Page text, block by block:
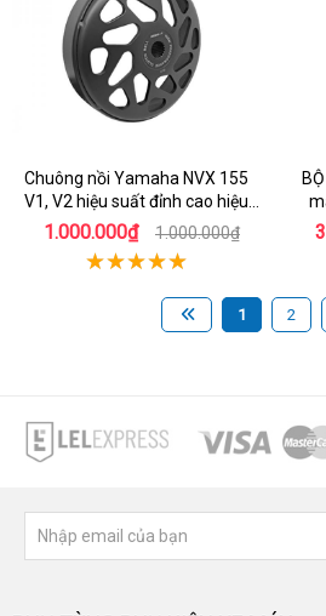
Chuông nồi Yamaha NVX 155
V1, V2 hiệu suất đỉnh cao hiệu
Koso
1.000.000₫ 1.000.000₫
1 2